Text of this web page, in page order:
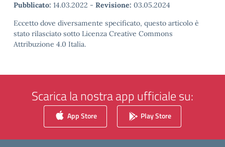
Pubblicato: 14.03.2022 - Revisione: 03.05.2024
Eccetto dove diversamente specificato, questo articolo è
stato rilasciato sotto Licenza Creative Commons
Attribuzione 4.0 Italia.
Scarica la nostra app ufficiale su:
App Store Play Store